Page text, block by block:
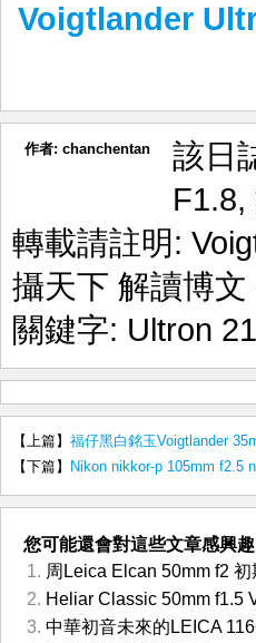
Voigtlander
作者: chanchentan
該日
F1.8,
轉載請註明:
攝天下 解讀博文
關鍵字: Ultron
【上篇】 福仔黑白銘玉Voigtlander
【下篇】
Nikon nikkor-p 105mm f2.5
您可能還會對這些文章感興趣
周Leica Elcan 50mm f2
Heliar Classic 50mm f1.5
中華初音未來的LEICA